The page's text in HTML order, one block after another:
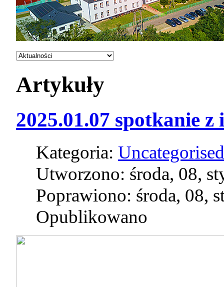
Artykuły
2025.01.07 spotkanie
Kategoria:
Utworzono: środa, 08,
Poprawiono: środa, 08,
Opublikowano